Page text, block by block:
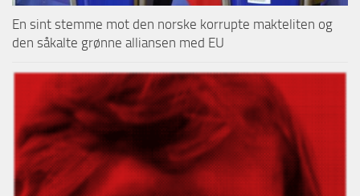
En sint stemme mot den norske korrupte makteliten og
den såkalte grønne alliansen med EU